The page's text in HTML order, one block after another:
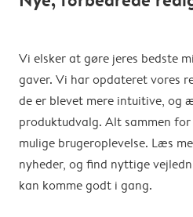
Vi elsker at gøre jeres bedste
gaver. Vi har opdateret vores
de er blevet mere intuitive, og
produktudvalg. Alt sammen
mulige brugeroplevelse. Læs
nyheder, og find nyttige
kan komme godt i gang.